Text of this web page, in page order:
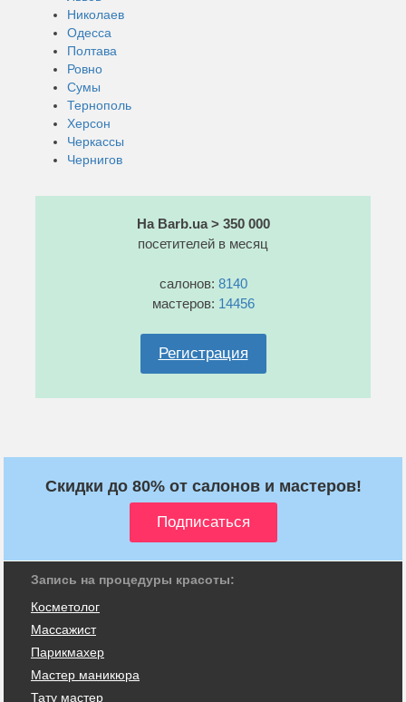
Николаев
Одесса
Полтава
Ровно
Сумы
Тернополь
Херсон
Черкассы
Чернигов
На Barb.ua > 350 000
посетителей в месяц
салонов: 8140
мастеров: 14456
Регистрация
Скидки до 80% от салонов и мастеров!
Запись на процедуры красоты:
Косметолог
Массажист
Парикмахер
Мастер маникюра
Тату мастер